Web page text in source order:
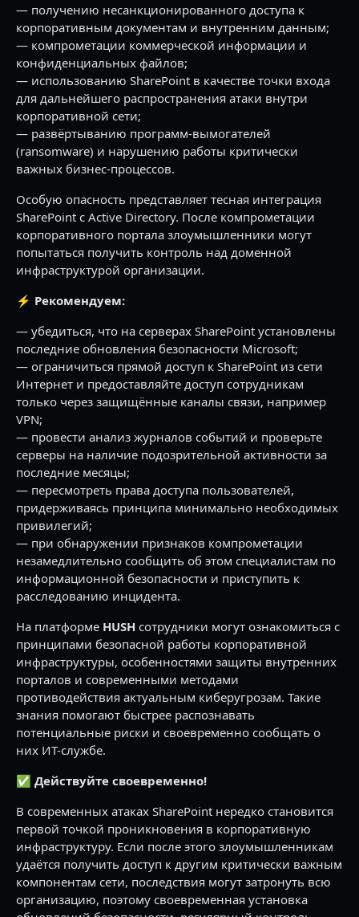
— получению несанкционированного доступа к
корпоративным документам и внутренним данным;
— компрометации коммерческой информации и
конфиденциальных файлов;
— использованию SharePoint в качестве точки входа
для дальнейшего распространения атаки внутри
корпоративной сети;
— развёртыванию программ-вымогателей
(ransomware) и нарушению работы критически
важных бизнес-процессов.
Особую опасность представляет тесная интеграция
SharePoint с Active Directory. После компрометации
корпоративного портала злоумышленники могут
попытаться получить контроль над доменной
инфраструктурой организации.
⚡️ Рекомендуем:
— убедиться, что на серверах SharePoint установлены
последние обновления безопасности Microsoft;
— ограничиться прямой доступ к SharePoint из сети
Интернет и предоставляйте доступ сотрудникам
только через защищённые каналы связи, например
VPN;
— провести анализ журналов событий и проверьте
серверы на наличие подозрительной активности за
последние месяцы;
— пересмотреть права доступа пользователей,
придерживаясь принципа минимально необходимых
привилегий;
— при обнаружении признаков компрометации
незамедлительно сообщить об этом специалистам по
информационной безопасности и приступить к
расследованию инцидента.
На платформе HUSH сотрудники могут ознакомиться с
принципами безопасной работы корпоративной
инфраструктуры, особенностями защиты внутренних
порталов и современными методами
противодействия актуальным киберугрозам. Такие
знания помогают быстрее распознавать
потенциальные риски и своевременно сообщать о
них ИТ-службе.
✅ Действуйте своевременно!
В современных атаках SharePoint нередко становится
первой точкой проникновения в корпоративную
инфраструктуру. Если после этого злоумышленникам
удаётся получить доступ к другим критически важным
компонентам сети, последствия могут затронуть всю
организацию, поэтому своевременная установка